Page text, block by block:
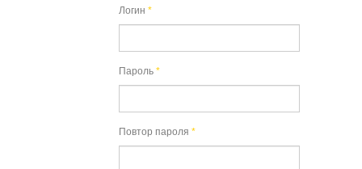
Логин *
Пароль *
Повтор пароля *